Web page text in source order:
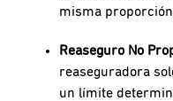
misma
Reaseguro No
reaseguradora
un límite